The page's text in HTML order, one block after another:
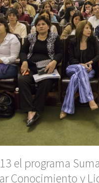
el programa
Conocimiento y